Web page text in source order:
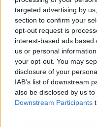
targeted advertising by
section to confirm your
opt-out request is
interest-based ads
us or personal
your opt-out. You may
disclosure of your
IAB’s list of downstream
also be disclosed by us
Downstream Participants
Oggi a Roma
tavoli di crisi per
che in queste